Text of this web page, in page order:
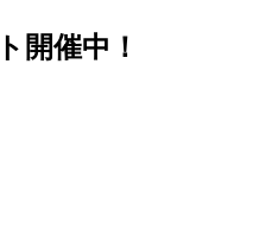
開催中！